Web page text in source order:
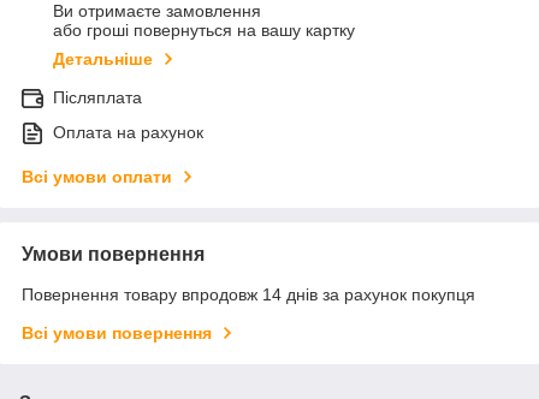
Ви отримаєте замовлення
або гроші повернуться на вашу картку
Детальніше
Післяплата
Оплата на рахунок
Всі умови оплати
Умови повернення
Повернення товару впродовж 14 днів за рахунок покупця
Всі умови повернення